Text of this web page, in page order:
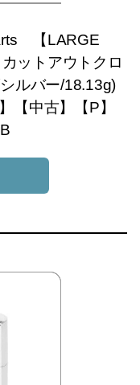
【LARGE
ットアウトクロ
ルバー/18.13g)
【中古】【P】